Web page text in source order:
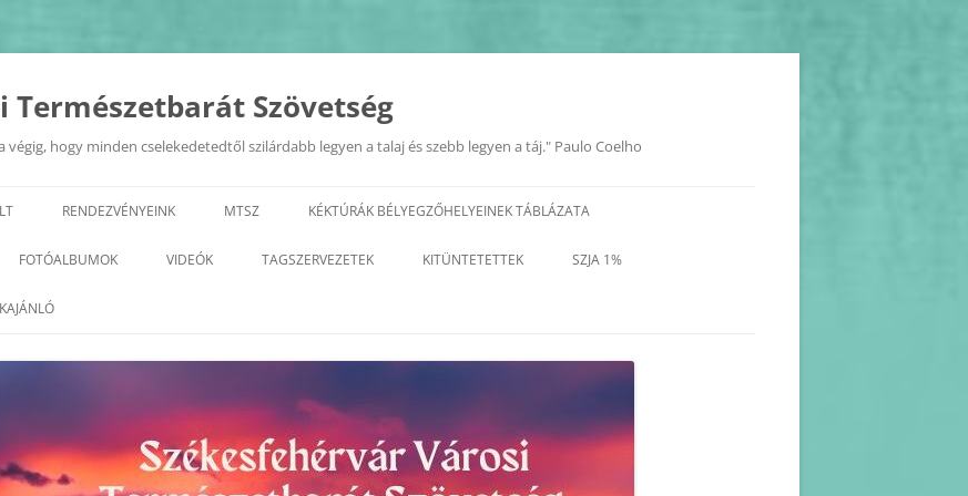
Természetbarát Szövetség
hogy minden cselekedetedtől szilárdabb legyen a talaj és szebb legyen a táj." Paulo Coelho
2022
2021
RENDEZVÉNYEINK
EURÓPAI MOBILITÁSI HÉT
TERMÉSZETI ÉRTÉKEK A KIRÁLYOK
MTSZ KÉKTÚRÁK BÉLYEGZŐHELYEINEK TÁBLÁZATA
FOTÓALBUMOK
2026
2023
2022
VIDEÓK TAGSZERVEZETEK
GYÖNGYVIRÁG TE
KORÁBBI HAVI PROGRAM
TERVEZETEK(2025-2017)
TELEKI TTE– TETETE
KITÜNTETETTEK SZJA 1%